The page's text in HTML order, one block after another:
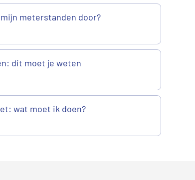
meterstanden door?
dit moet je weten
wat moet ik doen?